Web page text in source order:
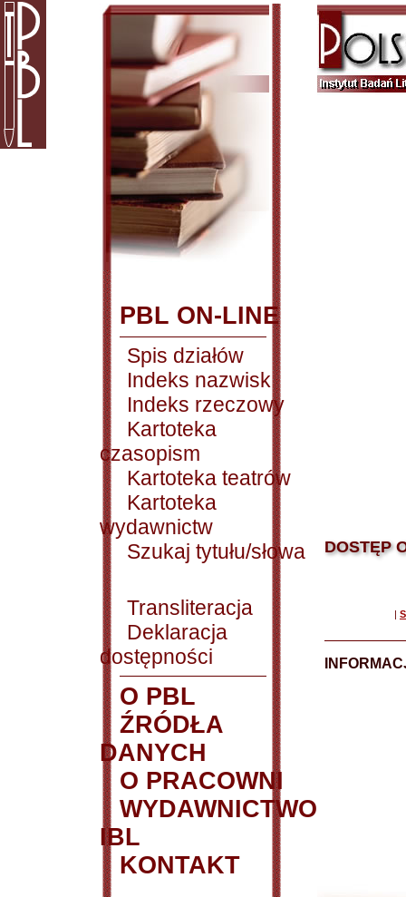
PBL ON-LINE
Spis działów
Indeks nazwisk
Indeks rzeczowy
Kartoteka
czasopism
Kartoteka teatrów
Kartoteka
wydawnictw
Szukaj tytułu/słowa
Transliteracja
Deklaracja
dostępności
O PBL
ŹRÓDŁA
DANYCH
O PRACOWNI
WYDAWNICTWO
IBL
KONTAKT
DOSTĘP
|